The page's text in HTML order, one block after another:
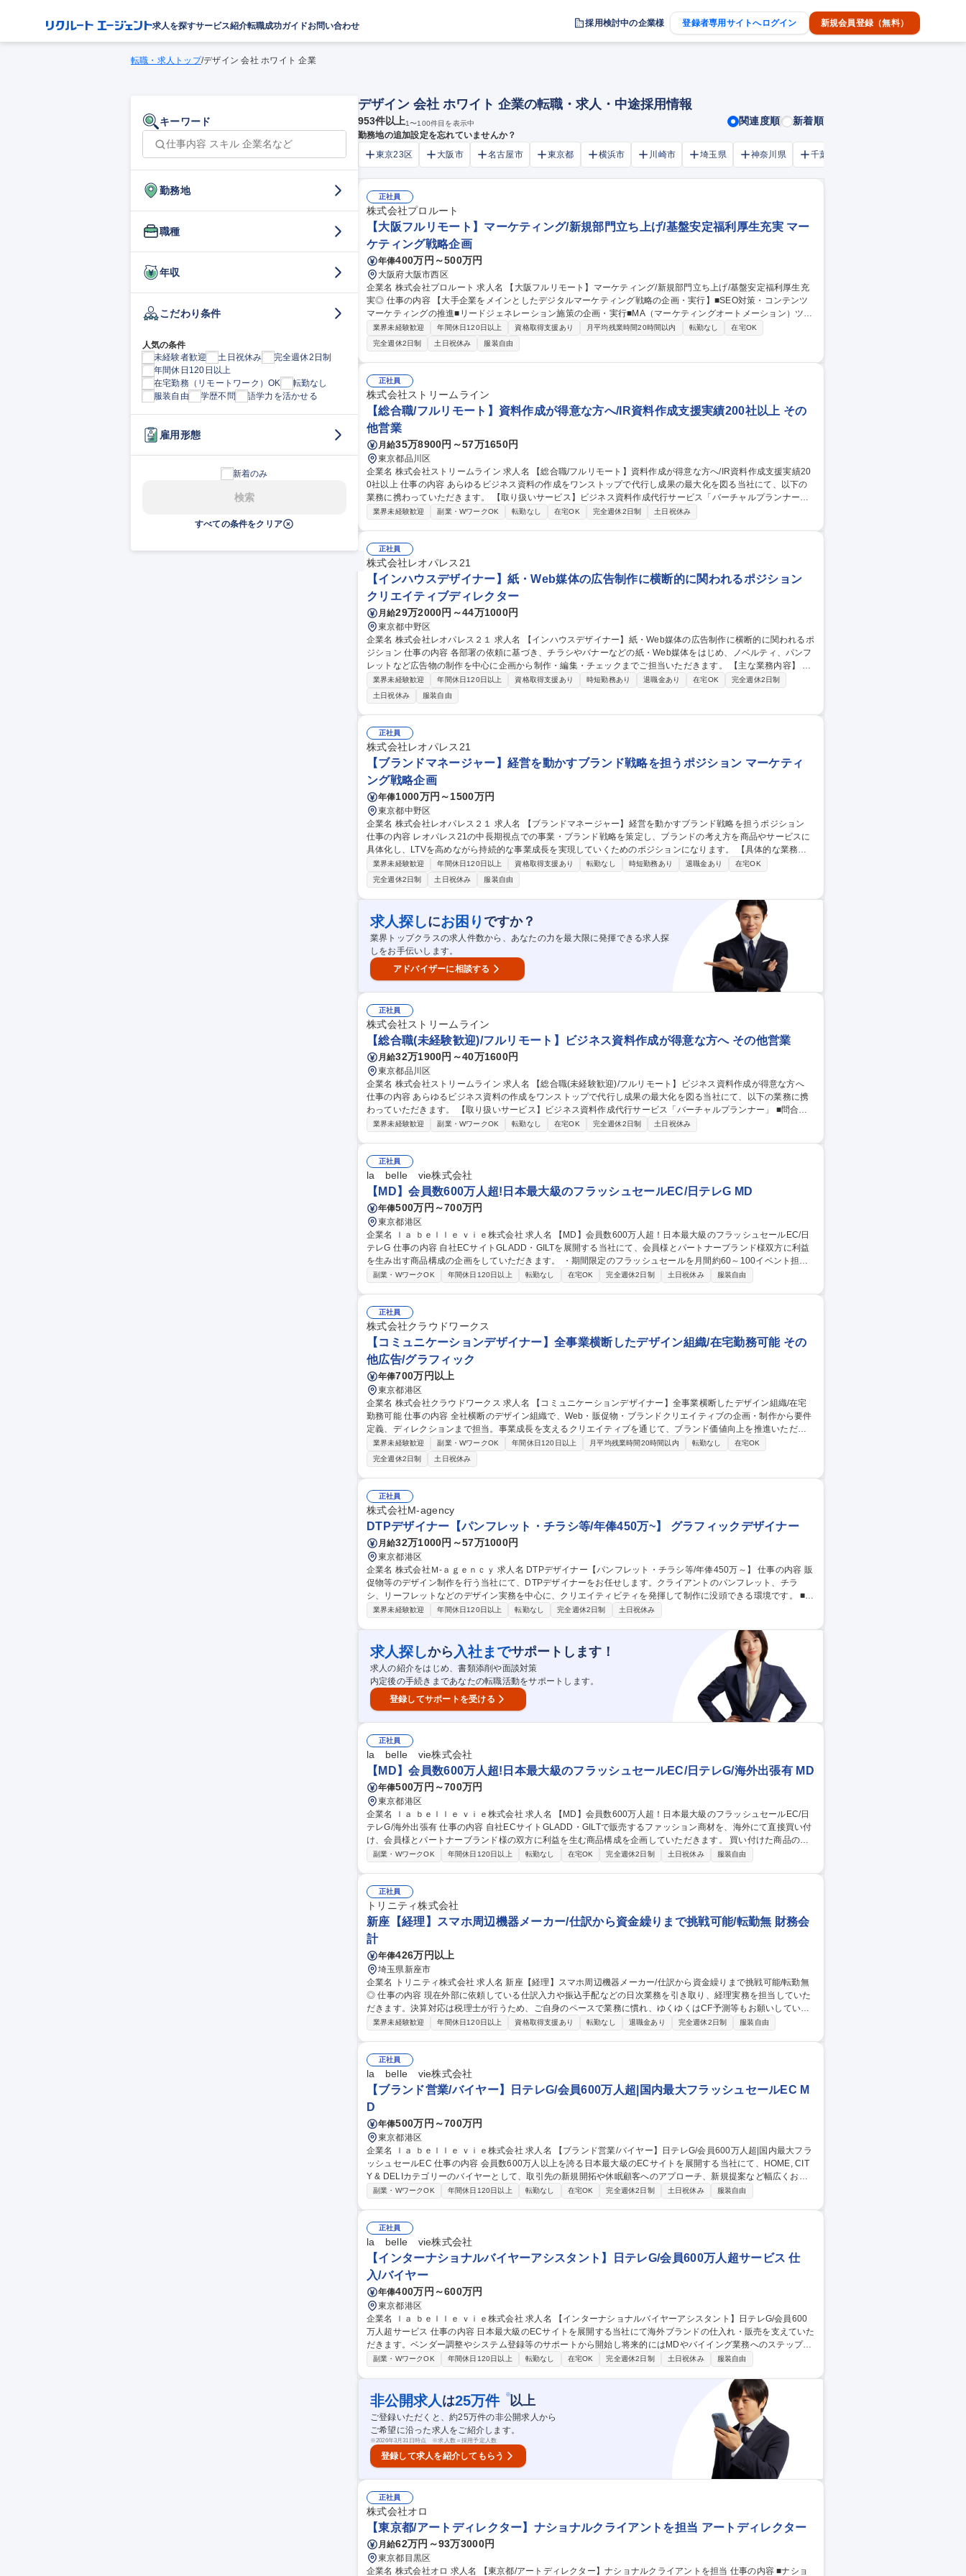
求人を探すサービス紹介転職成功ガイドお問い合わせ 採用検討中の企業様 登録者専用サイトへログイン 新規会員登録（無料）
転職・求人トップ/デザイン 会社 ホワイト 企業
キーワード
勤務地
職種
年収
こだわり条件
人気の条件
未経験者歓迎
土日祝休み
完全週休2日制
年間休日120日以上
在宅勤務（リモートワーク）OK
転勤なし
服装自由
学歴不問 語学力を活かせる
雇用形態
新着のみ
検索
すべての条件をクリア
デザイン 会社 ホワイト 企業の転職・求人・中途採用情報
953件以上1〜100件目を表示中 関連度順 新着順
勤務地の追加設定を忘れていませんか？
東京23区
大阪市 名古屋市 東京都 横浜市 川崎市 埼玉県 神奈川県 千葉市
正社員
株式会社プロルート
【大阪フルリモート】マーケティング/新規部門立ち上げ/基盤安定福利厚生充実 マー
ケティング戦略企画
年俸400万円～500万円
大阪府大阪市西区
企業名 株式会社プロルート 求人名 【大阪フルリモート】マーケティング/新規部門立ち上げ/基盤安定福利厚生充
実◎ 仕事の内容 【大手企業をメインとしたデジタルマーケティング戦略の企画・実行】■SEO対策・コンテンツ
マーケティングの推進■リードジェネレーション施策の企画・実行■MA（マーケティングオートメーション）ツー
ルの運用 ■Web広告運用（Google広告・SNS広告） 【営業支援・売上貢献】■獲得リードの質向上・商談化率改
善■営業資料・提案書の作成支援■顧客データ分析・改善提案 【コンテンツ制作・情報発信】■技術系ブログ記事
の企画・執筆 ■ホワイトペーパー・事例資料の制作■SNS（LinkedIn・YouTube）運用など 募集職種 【大阪フル
リモート】マーケティング/新規部門立ち上げ/基盤安定福利厚生充実◎
業界未経験歓迎 年間休日120日以上 資格取得支援あり 月平均残業時間20時間以内 転勤なし
在宅OK
完全週休2日制
土日祝休み 服装自由
正社員
株式会社ストリームライン
【総合職/フルリモート】資料作成が得意な方へ/IR資料作成支援実績200社以上 その
他営業
月給35万8900円～57万1650円
東京都品川区
企業名 株式会社ストリームライン 求人名 【総合職/フルリモート】資料作成が得意な方へ/IR資料作成支援実績20
0社以上 仕事の内容 あらゆるビジネス資料の作成をワンストップで代行し成果の最大化を図る当社にて、以下の
業務に携わっていただきます。 【取り扱いサービス】ビジネス資料作成代行サービス「バーチャルプランナー」
■問合せ対応（ヒアリング～提案、見積り等） ■受注後の企画構成業務（お客様の課題・要件の整理、資料の構
業1名とデザイナー1名程度が担当します。 募集職種 【総合職/フルリモート】資料作成が得意な方へ/IR資料作成
支援実績200社以上
業界未経験歓迎 副業・WワークOK 転勤なし 在宅OK 完全週休2日制 土日祝休み
正社員
株式会社レオパレス21
【インハウスデザイナー】紙・Web媒体の広告制作に横断的に関われるポジション
クリエイティブディレクター
月給29万2000円～44万1000円
東京都中野区
企業名 株式会社レオパレス２１ 求人名 【インハウスデザイナー】紙・Web媒体の広告制作に横断的に関われるポ
ジション 仕事の内容 各部署の依頼に基づき、チラシやバナーなどの紙・Web媒体をはじめ、ノベルティ、パンフ
レットなど広告物の制作を中心に企画から制作・編集・チェックまでご担当いただきます。 【主な業務内容】 ■
広告物(チラシ,バナー,ノベルティ,Web用素材等)の制作・編集※制作業務はIllustrator・Photoshopを用いたDTP・
Web素材制作が中心となります。■パンフレット等の制作進行・スケジュール管理■社内各部署・外部制作会社と
の調整・連携■広告物の内容・表現チェック、修正対応■制作データの管理、入稿データ作成■動画コンテンツの簡
単な制作・編集業務 募集職種 【インハウスデザイナー】紙・Web媒体の広告制作に横断的に関われるポジション
業界未経験歓迎 年間休日120日以上 資格取得支援あり 時短勤務あり 退職金あり 在宅OK
完全週休2日制
土日祝休み
服装自由
正社員
株式会社レオパレス21
【ブランドマネージャー】経営を動かすブランド戦略を担うポジション マーケティ
ング戦略企画
年俸1000万円～1500万円
東京都中野区
企業名 株式会社レオパレス２１ 求人名 【ブランドマネージャー】経営を動かすブランド戦略を担うポジション
仕事の内容 レオパレス21の中長期視点での事業・ブランド戦略を策定し、ブランドの考え方を商品やサービスに
具体化し、LTVを高めながら持続的な事業成長を実現していくためのポジションになります。 【具体的な業務内
容】■データ駆動型の事業・ブランド基本戦略の策定 ■顧客インサイトの抽出と、ターゲット・ポジショニング・
中長期ブランド目標の定義■ブランド哲学に基づく4P戦略の設計・実装■開発・営業・クリエイティブと連携した
「ブランドを体現するプロダクト／UX」の具現化■LTV・ユニットエコノミクス管理とブランドエクイティ向上の
両立■新規事業・サービスの0→1立ち上げ完遂 募集職種 【ブランドマネージャー】経営を動かすブランド戦略を
担うポジション
業界未経験歓迎 年間休日120日以上 資格取得支援あり 転勤なし 時短勤務あり 退職金あり
在宅OK
完全週休2日制
土日祝休み 服装自由
求人探しにお困り ですか？
業界トップクラスの求人件数から、あなたの力を最大限に発揮できる求人探
しをお手伝いします。
アドバイザーに相談する
正社員
株式会社ストリームライン
【総合職(未経験歓迎)/フルリモート】ビジネス資料作成が得意な方へ その他営業
月給32万1900円～40万1600円
東京都品川区
企業名 株式会社ストリームライン 求人名 【総合職(未経験歓迎)/フルリモート】ビジネス資料作成が得意な方へ
仕事の内容 あらゆるビジネス資料の作成をワンストップで代行し成果の最大化を図る当社にて、以下の業務に携
わっていただきます。 【取り扱いサービス】ビジネス資料作成代行サービス「バーチャルプランナー」 ■問合せ
対応（ヒアリング～提案、見積り等） ■受注後の企画構成業務（お客様の課題・要件の整理、資料の構成・文章等
業界未経験歓迎 副業・WワークOK 転勤なし 在宅OK 完全週休2日制 土日祝休み
正社員
la belle vie株式会社
【MD】会員数600万人超!日本最大級のフラッシュセールEC/日テレG MD
年俸500万円～700万円
東京都港区
企業名 ｌａ ｂｅｌｌｅ ｖｉｅ株式会社 求人名 【MD】会員数600万人超！日本最大級のフラッシュセールEC/日
テレG 仕事の内容 自社ECサイトGLADD・GILTを展開する当社にて、会員様とパートナーブランド様双方に利益
を生み出す商品構成の企画をしていただきます。 ・期間限定のフラッシュセールを月間約60～100イベント担
当・国内外のブランド様との関係構築、出店交渉パートナーブランド様への注文、報告、プレゼン、数値管理等
繋げます。 募集職種 【MD】会員数600万人超！日本最大級のフラッシュセールEC/日テレG
副業・WワークOK 年間休日120日以上 転勤なし 在宅OK 完全週休2日制 土日祝休み 服装自由
正社員
株式会社クラウドワークス
【コミュニケーションデザイナー】全事業横断したデザイン組織/在宅勤務可能 その
他広告/グラフィック
年俸700万円以上
東京都港区
企業名 株式会社クラウドワークス 求人名 【コミュニケーションデザイナー】全事業横断したデザイン組織/在宅
勤務可能 仕事の内容 全社横断のデザイン組織で、Web・販促物・ブランドクリエイティブの企画・制作から要件
定義、ディレクションまで担当。事業成長を支えるクリエイティブを通じて、ブランド価値向上を推進いただき
ます。 【詳細】■クリエイティブ制作：Webサイト・LP・販促物・キービジュアル・ロゴ・空間デザインなどの
企画・制作を担当。■ディレクション：事業部や経営層と連携し、要件定義から制作進行・品質管理まで一貫して
リード。■ブランド構築：全社共通のデザインガイドライン・VIの策定・運用を通じて、グループ全体のブランド
価値向上を推進します。【特徴】興味があれば、将来的にマネジメント業務に関わることも可能です。 募集職種
【コミュニケーションデザイナー】全事業横断したデザイン組織/在宅勤務可能
業界未経験歓迎 副業・WワークOK 年間休日120日以上 月平均残業時間20時間以内 転勤なし
在宅OK
完全週休2日制
土日祝休み
正社員
株式会社M‐agency
DTPデザイナー【パンフレット・チラシ等/年俸450万~】 グラフィックデザイナー
月給32万1000円～57万1000円
東京都港区
企業名 株式会社Ｍ‐ａｇｅｎｃｙ 求人名 DTPデザイナー【パンフレット・チラシ等/年俸450万～】 仕事の内容 販
促物等のデザイン制作を行う当社にて、DTPデザイナーをお任せします。クライアントのパンフレット、チラ
シ、リーフレットなどのデザイン実務を中心に、クリエイティビティを発揮して制作に没頭できる環境です。 ■パ
ンフレット、チラシ、リーフレット、会社案内等のデザイン制作■ディレクターと円滑に連携し、企画構成やデザ
業界未経験歓迎 年間休日120日以上 転勤なし 完全週休2日制 土日祝休み
求人探しから 入社までサポートします！
求人の紹介をはじめ、書類添削や面談対策
内定後の手続きまであなたの転職活動をサポートします。
登録してサポートを受ける
正社員
la belle vie株式会社
【MD】会員数600万人超!日本最大級のフラッシュセールEC/日テレG/海外出張有 MD
年俸500万円～700万円
東京都港区
企業名 ｌａ ｂｅｌｌｅ ｖｉｅ株式会社 求人名 【MD】会員数600万人超！日本最大級のフラッシュセールEC/日
テレG/海外出張有 仕事の内容 自社ECサイトGLADD・GILTで販売するファッション商材を、海外にて直接買い付
け、会員様とパートナーブランド様の双方に利益を生む商品構成を企画していただきます。 買い付けた商品の自
社サイト内でのMD構成・販売戦略・効果検証まで、一気通貫で担当します。■GILT・GLADDで展開するフラッシ
ナーブランドへの発注、報告、プレゼン、数値管理（売上・粗利・在庫） 募集職種 【MD】会員数600万人超！日
本最大級のフラッシュセールEC/日テレG/海外出張有
副業・WワークOK 年間休日120日以上 転勤なし 在宅OK 完全週休2日制 土日祝休み 服装自由
正社員
トリニティ株式会社
新座【経理】スマホ周辺機器メーカー/仕訳から資金繰りまで挑戦可能/転勤無 財務会
計
年俸426万円以上
埼玉県新座市
企業名 トリニティ株式会社 求人名 新座【経理】スマホ周辺機器メーカー/仕訳から資金繰りまで挑戦可能/転勤無
◎ 仕事の内容 現在外部に依頼している仕訳入力や振込手配などの日次業務を引き取り、経理実務を担当していた
だきます。決算対応は税理士が行うため、ご自身のペースで業務に慣れ、ゆくゆくはCF予測等もお願いしていく
予定です。 【具体的には】 (1)日次業務：入出金管理、伝票仕訳、振込手配など。外部委託中の実務を引き取り、
境です。 募集職種 新座【経理】スマホ周辺機器メーカー/仕訳から資金繰りまで挑戦可能/転勤無◎
業界未経験歓迎 年間休日120日以上 資格取得支援あり 転勤なし 退職金あり 完全週休2日制 服装自由
正社員
la belle vie株式会社
【ブランド営業/バイヤー】日テレG/会員600万人超|国内最大フラッシュセールEC M
D
年俸500万円～700万円
東京都港区
企業名 ｌａ ｂｅｌｌｅ ｖｉｅ株式会社 求人名 【ブランド営業/バイヤー】日テレG/会員600万人超|国内最大フラ
ッシュセールEC 仕事の内容 会員数600万人以上を誇る日本最大級のECサイトを展開する当社にて、HOME, CIT
Y & DELIカテゴリーのバイヤーとして、取引先の新規開拓や休眠顧客へのアプローチ、新規提案など幅広くお任
せします。 ■ブランドの新規開拓や交渉 ■展示会での新規発掘や市場調査 ■購買データを活かした新カテゴリーの
副業・WワークOK 年間休日120日以上 転勤なし 在宅OK 完全週休2日制 土日祝休み 服装自由
正社員
la belle vie株式会社
【インターナショナルバイヤーアシスタント】日テレG/会員600万人超サービス 仕
入/バイヤー
年俸400万円～600万円
東京都港区
企業名 ｌａ ｂｅｌｌｅ ｖｉｅ株式会社 求人名 【インターナショナルバイヤーアシスタント】日テレG/会員600
万人超サービス 仕事の内容 日本最大級のECサイトを展開する当社にて海外ブランドの仕入れ・販売を支えていた
だきます。ベンダー調整やシステム登録等のサポートから開始し将来的にはMDやバイイング業務へのステップア
ップが可能です。 ■輸入実務やMD販売のサポート ■商品販売に伴う各種システム登録、データ入力・管理 ■海外
ト ■社内関連部署との連携 【仕事の魅力】海外ECの商流を広く学び、将来は海外出張やバイイング、新規開拓へ
挑戦できる環境です。 募集職種 【インターナショナルバイヤーアシスタント】日テレG/会員600万人超サービス
副業・WワークOK 年間休日120日以上 転勤なし 在宅OK 完全週休2日制 土日祝休み 服装自由
非公開求人 は25万件 ※以上
ご登録いただくと、約25万件の非公開求人から
ご希望に沿った求人をご紹介します。
※2026年3月31日時点 ※求人数＝採用予定人数
登録して求人を紹介してもらう
正社員
株式会社オロ
【東京都/アートディレクター】ナショナルクライアントを担当 アートディレクター
月給62万円～93万3000円
東京都目黒区
企業名 株式会社オロ 求人名 【東京都/アートディレクター】ナショナルクライアントを担当 仕事の内容 ■ナショ